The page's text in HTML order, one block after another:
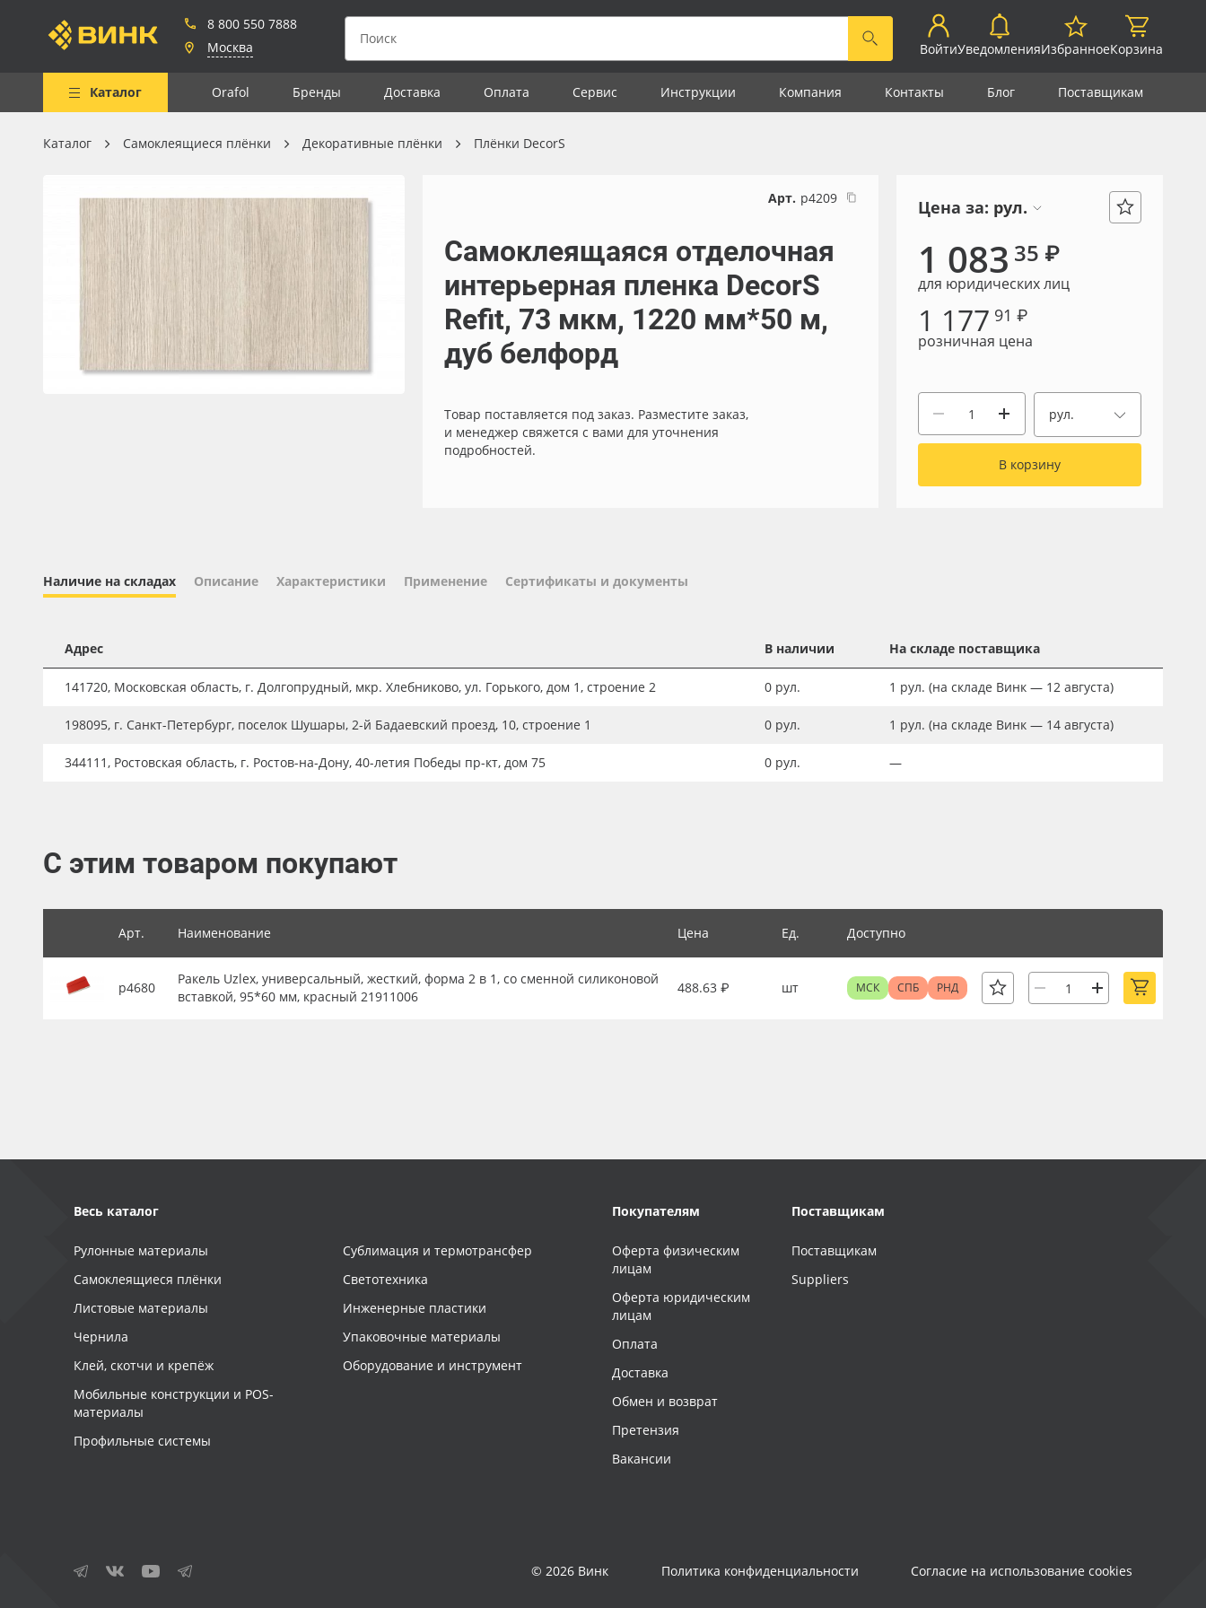
8 800 550 7888
Москва
ВойтиУведомленияИзбранноеКорзина
Каталог Orafol Бренды Доставка Оплата Сервис Инструкции Компания Контакты Блог Поставщикам
Весь каталог
Самоклеящиеся плёнки
Листовые материалы
Чернила
Клей, скотчи и крепёж
Мобильные конструкции и
POS-материалы
Новинки ассортимента
Плёнка монтажная Oratape
ПЭТ листовой
ПЭТ бэклит
Заготовки для сувениров
Каталог Самоклеящиеся плёнки Декоративные плёнки Плёнки DecorS
Арт. р4209
Самоклеящаяся отделочная
интерьерная пленка DecorS
Refit, 73 мкм, 1220 мм*50 м,
дуб белфорд
Товар поставляется под заказ. Разместите заказ,
и менеджер свяжется с вами для уточнения
подробностей.
Цена за: рул.
1 083 35 ₽
для юридических лиц
1 177 91 ₽
розничная цена
рул.
В корзину
Наличие на складах Описание Характеристики Применение Сертификаты и документы
Адрес В наличии На складе поставщика
141720, Московская область, г. Долгопрудный, мкр. Хлебниково, ул. Горького, дом 1, строение 2 0 рул. 1 рул. (на складе Винк — 12 августа)
198095, г. Санкт-Петербург, поселок Шушары, 2-й Бадаевский проезд, 10, строение 1 0 рул. 1 рул. (на складе Винк — 14 августа)
344111, Ростовская область, г. Ростов-на-Дону, 40-летия Победы пр-кт, дом 75 0 рул. —
С этим товаром покупают
Арт. Наименование Цена Ед. Доступно
р4680
Ракель Uzlex, универсальный, жесткий, форма 2 в 1, со сменной силиконовой
вставкой, 95*60 мм, красный 21911006
488.63 ₽ шт МСК СПБ РНД
Весь каталог
Рулонные материалы
Самоклеящиеся плёнки
Листовые материалы
Чернила
Клей, скотчи и крепёж
Мобильные конструкции и POS-
материалы
Профильные системы
Сублимация и термотрансфер
Светотехника
Инженерные пластики
Упаковочные материалы
Оборудование и инструмент
Покупателям
Оферта физическим
лицам
Оферта юридическим
лицам
Оплата
Доставка
Обмен и возврат
Претензия
Вакансии
Поставщикам
Поставщикам
Suppliers
© 2026 Винк Политика конфиденциальности Согласие на использование cookies